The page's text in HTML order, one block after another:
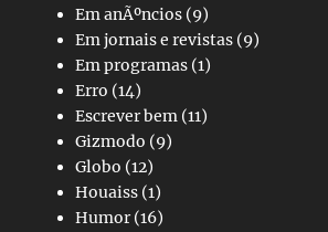
Em anÃºncios (9)
Em jornais e revistas (9)
Em programas (1)
Erro (14)
Escrever bem (11)
Gizmodo (9)
Globo (12)
Houaiss (1)
Humor(16)